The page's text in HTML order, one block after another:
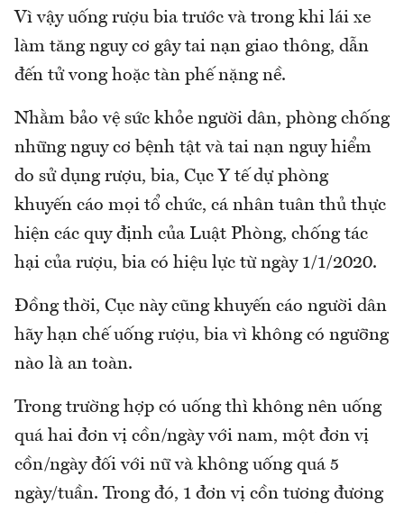
Vì vậy uống rượu bia trước và trong khi lái xe
làm tăng nguy cơ gây tai nạn giao thông, dẫn
đến tử vong hoặc tàn phế nặng nề.
Nhằm bảo vệ sức khỏe người dân, phòng chống
những nguy cơ bệnh tật và tai nạn nguy hiểm
do sử dụng rượu, bia, Cục Y tế dự phòng
khuyến cáo mọi tổ chức, cá nhân tuân thủ thực
hiện các quy định của Luật Phòng, chống tác
hại của rượu, bia có hiệu lực từ ngày 1/1/2020.
Đồng thời, Cục này cũng khuyến cáo người dân
hãy hạn chế uống rượu, bia vì không có ngưỡng
nào là an toàn.
Trong trường hợp có uống thì không nên uống
quá hai đơn vị cồn/ngày với nam, một đơn vị
cồn/ngày đối với nữ và không uống quá 5
ngày/tuần. Trong đó, 1 đơn vị cồn tương đương